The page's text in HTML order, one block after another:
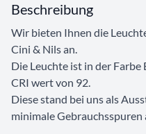
Beschreibung
Wir bieten Ihnen die
Cini & Nils an.
Die Leuchte ist in der
CRI wert von 92.
Diese stand bei uns als
minimale